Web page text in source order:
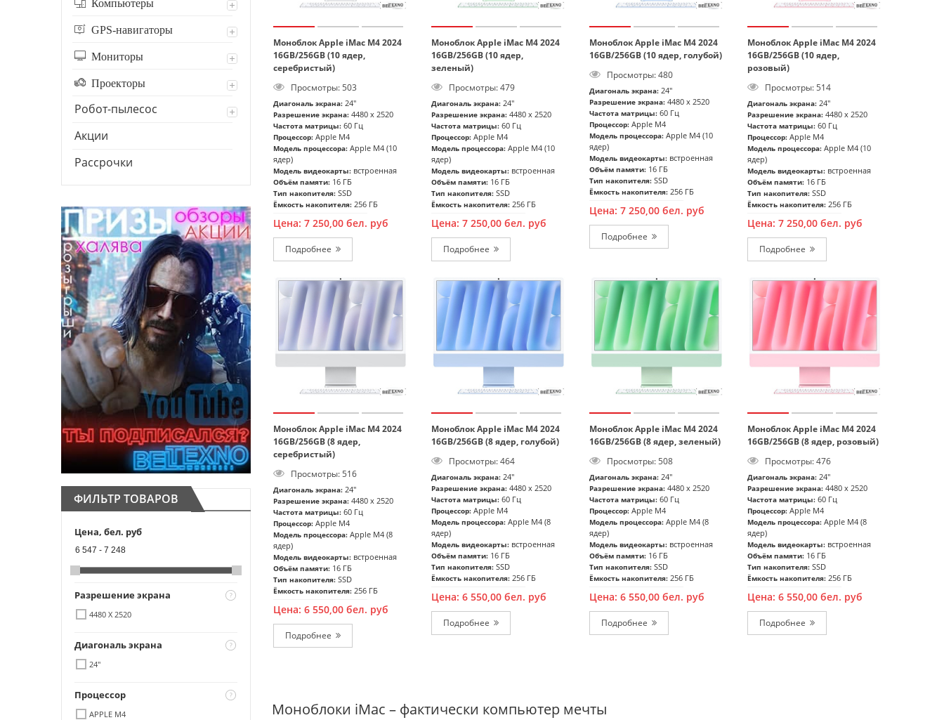
GPS-навигаторы
Мониторы
Проекторы
Робот-пылесос
Акции
Рассрочки
ФИЛЬТР ТОВАРОВ
Цена, бел. руб
6 547 - 7 248
Разрешение экрана
4480 X 2520
Диагональ экрана
24"
Процессор
APPLE M4
Моноблок Apple iMac M4 2024
16GB/256GB (10 ядер,
серебристый)
Просмотры: 503
Диагональ экрана: 24"
Разрешение экрана: 4480 x 2520
Частота матрицы: 60 Гц
Процессор: Apple M4
Модель процессора: Apple M4 (10
ядер)
Модель видеокарты: встроенная
Объём памяти: 16 ГБ
Тип накопителя: SSD
Ёмкость накопителя: 256 ГБ
Цена: 7 250,00 бел. руб
Моноблок Apple iMac M4 2024
16GB/256GB (10 ядер,
зеленый)
Просмотры: 479
Диагональ экрана: 24"
Разрешение экрана: 4480 x 2520
Частота матрицы: 60 Гц
Процессор: Apple M4
Модель процессора: Apple M4 (10
ядер)
Модель видеокарты: встроенная
Объём памяти: 16 ГБ
Тип накопителя: SSD
Ёмкость накопителя: 256 ГБ
Цена: 7 250,00 бел. руб
Моноблок Apple iMac M4 2024
16GB/256GB (10 ядер, голубой)
Просмотры: 480
Диагональ экрана: 24"
Разрешение экрана: 4480 x 2520
Частота матрицы: 60 Гц
Процессор: Apple M4
Модель процессора: Apple M4 (10
ядер)
Модель видеокарты: встроенная
Объём памяти: 16 ГБ
Тип накопителя: SSD
Ёмкость накопителя: 256 ГБ
Цена: 7 250,00 бел. руб
Моноблок Apple iMac M4 2024
16GB/256GB (10 ядер,
розовый)
Просмотры: 514
Диагональ экрана: 24"
Разрешение экрана: 4480 x 2520
Частота матрицы: 60 Гц
Процессор: Apple M4
Модель процессора: Apple M4 (10
ядер)
Модель видеокарты: встроенная
Объём памяти: 16 ГБ
Тип накопителя: SSD
Ёмкость накопителя: 256 ГБ
Цена: 7 250,00 бел. руб
Моноблок Apple iMac M4 2024
16GB/256GB (8 ядер,
серебристый)
Просмотры: 516
Диагональ экрана: 24"
Разрешение экрана: 4480 x 2520
Частота матрицы: 60 Гц
Процессор: Apple M4
Модель процессора: Apple M4 (8
ядер)
Модель видеокарты: встроенная
Объём памяти: 16 ГБ
Тип накопителя: SSD
Ёмкость накопителя: 256 ГБ
Цена: 6 550,00 бел. руб
Моноблок Apple iMac M4 2024
16GB/256GB (8 ядер, голубой)
Просмотры: 464
Диагональ экрана: 24"
Разрешение экрана: 4480 x 2520
Частота матрицы: 60 Гц
Процессор: Apple M4
Модель процессора: Apple M4 (8
ядер)
Модель видеокарты: встроенная
Объём памяти: 16 ГБ
Тип накопителя: SSD
Ёмкость накопителя: 256 ГБ
Цена: 6 550,00 бел. руб
Моноблок Apple iMac M4 2024
16GB/256GB (8 ядер, зеленый)
Просмотры: 508
Диагональ экрана: 24"
Разрешение экрана: 4480 x 2520
Частота матрицы: 60 Гц
Процессор: Apple M4
Модель процессора: Apple M4 (8
ядер)
Модель видеокарты: встроенная
Объём памяти: 16 ГБ
Тип накопителя: SSD
Ёмкость накопителя: 256 ГБ
Цена: 6 550,00 бел. руб
Моноблок Apple iMac M4 2024
16GB/256GB (8 ядер, розовый)
Просмотры: 476
Диагональ экрана: 24"
Разрешение экрана: 4480 x 2520
Частота матрицы: 60 Гц
Процессор: Apple M4
Модель процессора: Apple M4 (8
ядер)
Модель видеокарты: встроенная
Объём памяти: 16 ГБ
Тип накопителя: SSD
Ёмкость накопителя: 256 ГБ
Цена: 6 550,00 бел. руб
Моноблоки iMac – фактически компьютер мечты